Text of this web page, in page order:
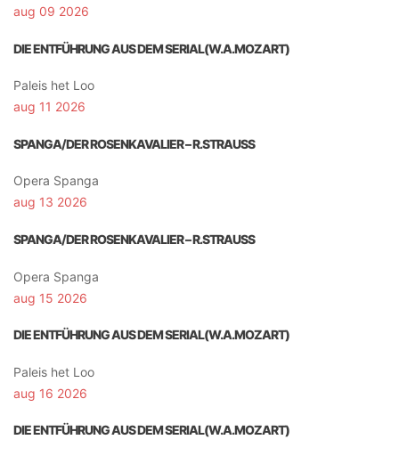
aug 09 2026
DIE ENTFÜHRUNG AUS DEM SERIAL(W.A.MOZART)
Paleis het Loo
aug 11 2026
SPANGA/DER ROSENKAVALIER – R.STRAUSS
Opera Spanga
aug 13 2026
SPANGA/DER ROSENKAVALIER – R.STRAUSS
Opera Spanga
aug 15 2026
DIE ENTFÜHRUNG AUS DEM SERIAL(W.A.MOZART)
Paleis het Loo
aug 16 2026
DIE ENTFÜHRUNG AUS DEM SERIAL(W.A.MOZART)